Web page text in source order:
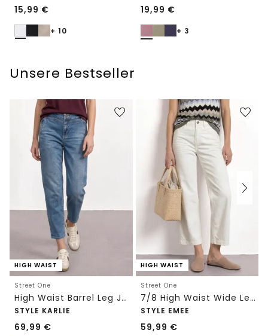
15,99 €
+ 10
19,99 €
+ 3
Unsere Bestseller
HIGH WAIST
Street One
High Waist Barrel Leg Jeans im Loose Fit
STYLE KARLIE
69,99 €
HIGH WAIST
Street One
7/8 High Waist Wide Leg Jeans im Loose Fit
STYLE EMEE
59,99 €